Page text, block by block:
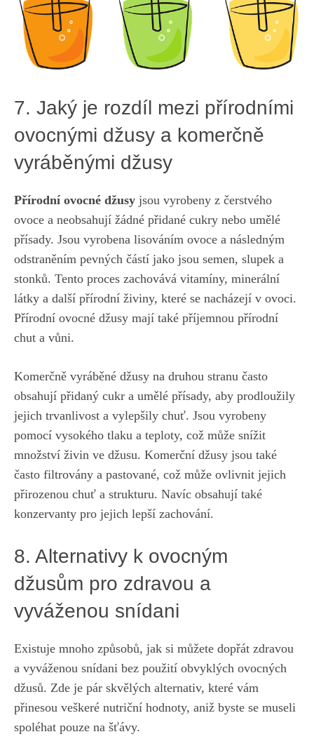
7. Jaký je rozdíl mezi přírodními
ovocnými džusy⁣ a komerčně‌
vyráběnými džusy
Přírodní⁢ ovocné džusy jsou vyrobeny z čerstvého
ovoce a ⁢neobsahují žádné přidané cukry nebo umělé
přísady. Jsou vyrobena lisováním ovoce a následným
odstraněním pevných částí jako jsou semen,‌ slupek a ​
stonků. Tento proces zachovává vitamíny, minerální
látky a další přírodní‌ živiny, které​ se⁢ nacházejí v ovoci.
Přírodní ovocné džusy mají⁢ také ⁣příjemnou přírodní⁣
chut a vůni.
Komerčně vyráběné džusy na druhou stranu ⁣často⁢
obsahují přidaný cukr a umělé přísady, aby prodloužily
⁣jejich trvanlivost a vylepšily chuť.‍ Jsou vyrobeny
pomocí vysokého‌ tlaku ⁤a teploty, ​což ‌může ⁢snížit
množství živin ve⁢ džusu. Komerční ⁣džusy jsou ⁢také
často filtrovány a pastované, což může⁢ ovlivnit ‍jejich
‍přirozenou chuť a strukturu. Navíc ⁤obsahují také⁣
konzervanty pro⁤ jejich lepší zachování.
8. Alternativy k ovocným
džusům⁢ pro zdravou a
vyváženou snídani
Existuje mnoho způsobů, jak si můžete dopřát zdravou
a vyváženou ‌snídani bez použití obvyklých ovocných‌
džusů. Zde je pár skvělých alternativ, které‍ vám
přinesou veškeré nutriční hodnoty, aniž byste‌ se museli
spoléhat pouze na​ šťávy.‌